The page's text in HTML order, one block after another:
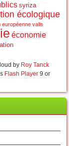
syriza
écologique
européenne valls
économie
by Roy Tanck
Flash Player 9 or